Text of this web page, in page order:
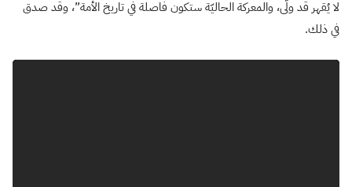
لا يُقهر قد ولّى، والمعركة الحاليّة ستكون فاصلة في تاريخ الأمة”، وقد صدق
في ذلك.